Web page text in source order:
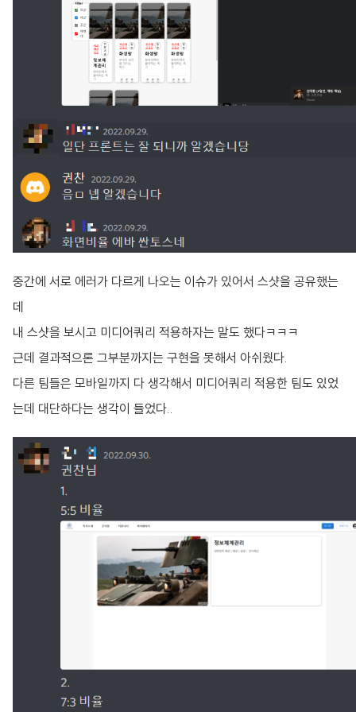
중간에 서로 에러가 다르게 나오는 이슈가 있어서 스샷을 공유했는
데
내 스샷을 보시고 미디어쿼리 적용하자는 말도 했다ㅋㅋㅋ
근데 결과적으론 그부분까지는 구현을 못해서 아쉬웠다.
다른 팀들은 모바일까지 다 생각해서 미디어쿼리 적용한 팀도 있었
는데 대단하다는 생각이 들었다..